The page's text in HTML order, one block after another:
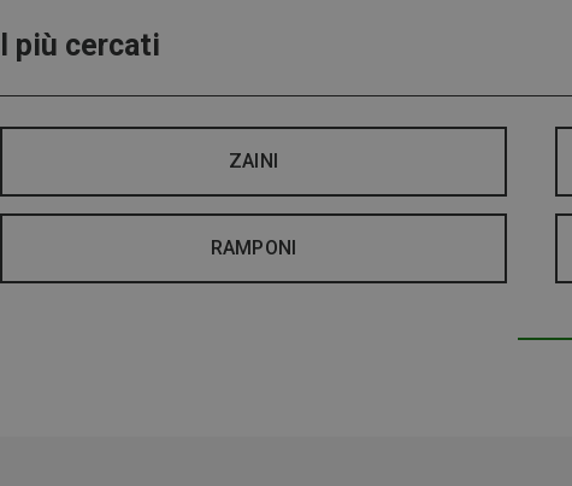
I più cercati
ZAINI
RAMPONI